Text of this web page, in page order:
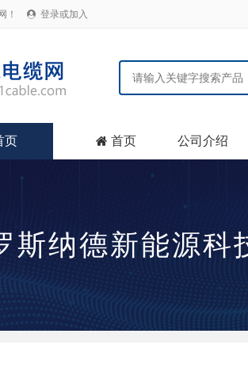
！  登录或加入
页  首页 公司介绍
斯纳德新能源科